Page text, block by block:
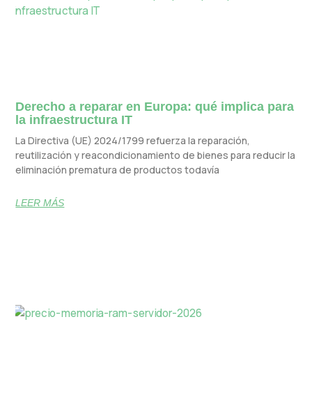
Derecho a reparar en Europa: qué implica para
la infraestructura IT
La Directiva (UE) 2024/1799 refuerza la reparación,
reutilización y reacondicionamiento de bienes para reducir la
eliminación prematura de productos todavía
LEER MÁS